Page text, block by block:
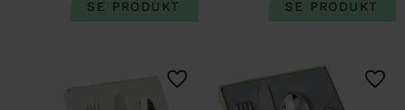
Lägg till i favoriter